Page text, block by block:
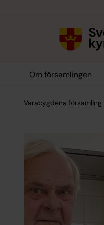
Om församlingen
Varabygdens församling